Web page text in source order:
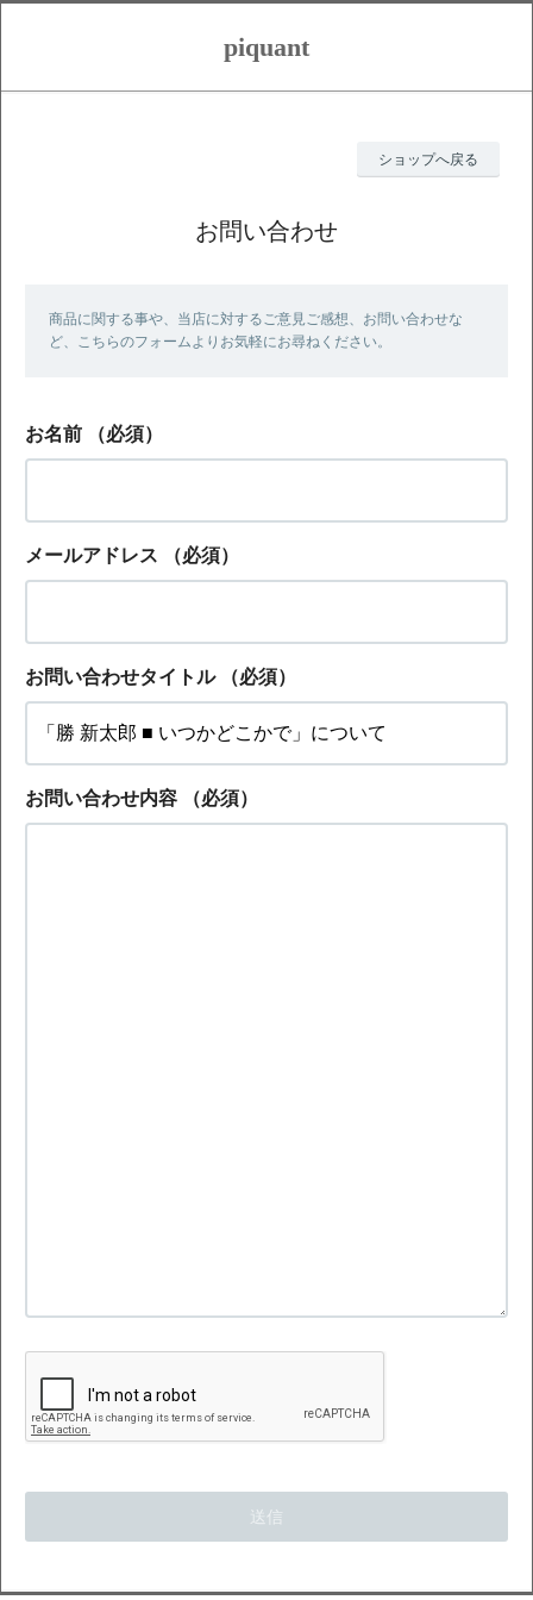
piquant
ショップへ戻る
お問い合わせ
商品に関する事や、当店に対するご意見ご感想、お問い合わせな
ど、こちらのフォームよりお気軽にお尋ねください。
お名前 （必須）
メールアドレス （必須）
お問い合わせタイトル （必須）
お問い合わせ内容 （必須）